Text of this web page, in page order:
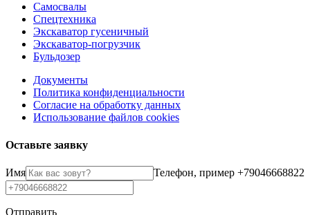
Самосвалы
Спецтехника
Экскаватор гусеничный
Экскаватор-погрузчик
Бульдозер
Документы
Политика конфиденциальности
Согласие на обработку данных
Использование файлов cookies
Оставьте заявку
Имя Телефон, пример +79046668822
Отправить